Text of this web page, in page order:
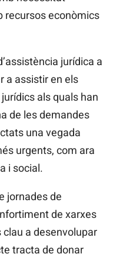
recursos econòmics
jurídica a
a assistir en els
als quals han
de les demandes
una vegada
urgents, com ara
i social.
jornades de
de xarxes
a desenvolupar
tracta de donar